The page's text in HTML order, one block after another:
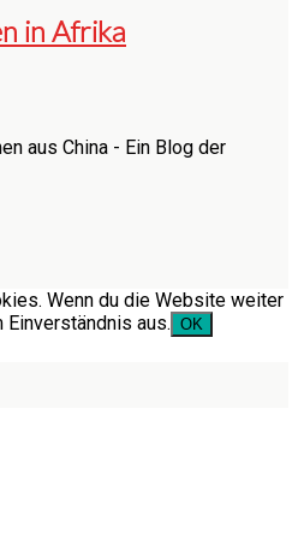
in Afrika
aus China - Ein Blog der
Wenn du die Website weiter
aus. OK